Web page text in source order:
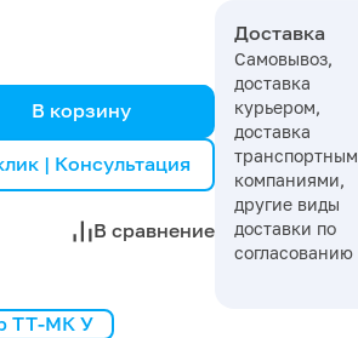
В корзину
| Консультация
В сравнение
Доставка
Самовывоз,
доставка
курьером,
доставка
компаниями,
другие виды
доставки по
согласованию
ТТ-МК У